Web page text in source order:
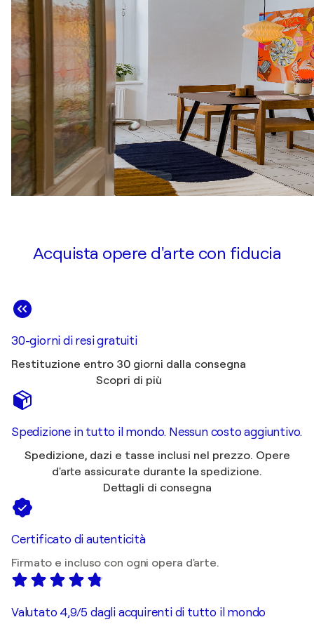
Acquista opere d'arte con fiducia
30-giorni di resi gratuiti
Restituzione entro 30 giorni dalla consegna
Scopri di più
Spedizione in tutto il mondo. Nessun costo aggiuntivo.
Spedizione, dazi e tasse inclusi nel prezzo. Opere
d'arte assicurate durante la spedizione.
Dettagli di consegna
Certificato di autenticità
Firmato e incluso con ogni opera d'arte.
Valutato 4,9/5 dagli acquirenti di tutto il mondo